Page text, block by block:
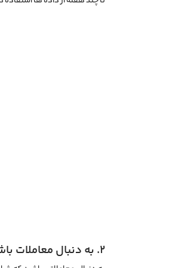
2. به دنبال معاملات باشید